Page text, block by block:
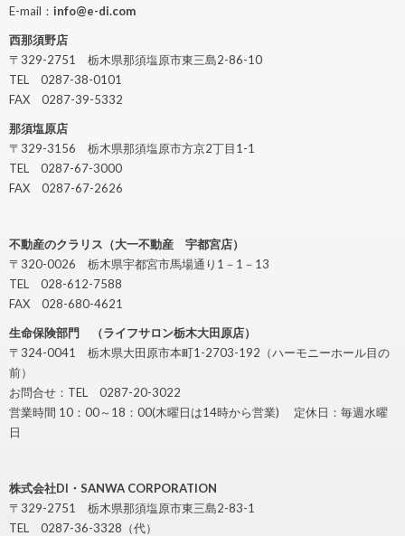
E-mail： info@e-di.com
西那須野店
〒329-2751 栃木県那須塩原市東三島2-86-10
TEL 0287-38-0101
FAX 0287-39-5332
那須塩原店
〒329-3156 栃木県那須塩原市方京2丁目1-1
TEL 0287-67-3000
FAX 0287-67-2626
不動産のクラリス（大一不動産 宇都宮店）
〒320-0026 栃木県宇都宮市馬場通り1－1－13
TEL 028-612-7588
FAX 028-680-4621
生命保険部門 （ライフサロン栃木大田原店）
〒324-0041 栃木県大田原市本町1-2703-192（ハーモニーホール目の
前）
お問合せ：TEL 0287-20-3022
営業時間 10：00～18：00(木曜日は14時から営業) 定休日：毎週水曜
日
株式会社DI・SANWA CORPORATION
〒329-2751 栃木県那須塩原市東三島2-83-1
TEL 0287-36-3328（代）